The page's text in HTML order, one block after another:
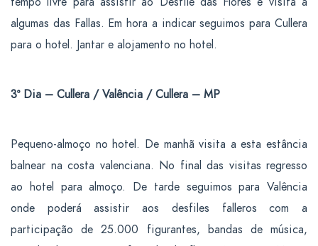
algumas das Fallas. Em hora a indicar seguimos para Cullera
para o hotel. Jantar e alojamento no hotel.
3º Dia – Cullera / Valência / Cullera – MP
Pequeno-almoço no hotel. De manhã visita a esta estância
balnear na costa valenciana. No final das visitas regresso
ao hotel paraalmoço. De tarde seguimos para Valência
onde poderá assistir aos desfiles falleros com a
participação de 25.000 figurantes, bandas de música,